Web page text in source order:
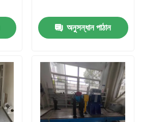
অনুসন্ধান পাঠান